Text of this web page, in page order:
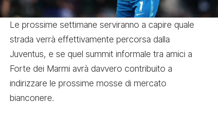
Le prossime settimane serviranno a capire quale
strada verrà effettivamente percorsa dalla
Juventus, e se quel summit informale tra amici a
Forte dei Marmi avrà davvero contribuito a
indirizzare le prossime mosse di mercato
bianconere.